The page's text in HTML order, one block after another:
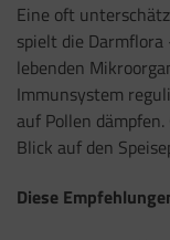
Eine oft
spielt die
lebenden
Immunsystem
auf Pollen
Blick auf den
Diese